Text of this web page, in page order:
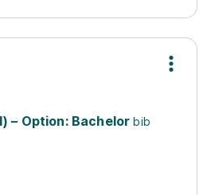
– Option: Bachelor bib